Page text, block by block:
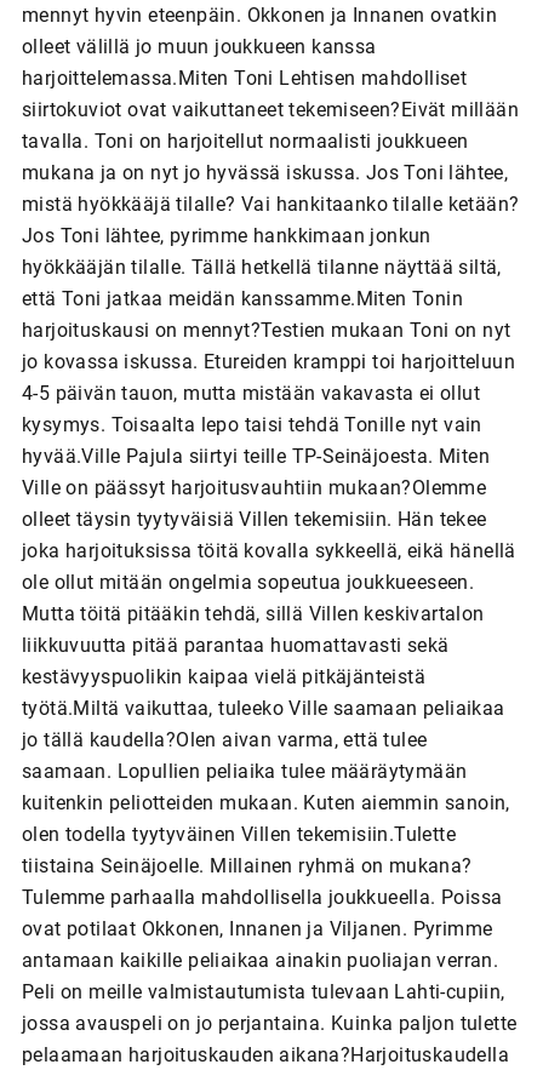
mennyt hyvin eteenpäin. Okkonen ja Innanen ovatkin
olleet välillä jo muun joukkueen kanssa
harjoittelemassa.Miten Toni Lehtisen mahdolliset
siirtokuviot ovat vaikuttaneet tekemiseen?Eivät millään
tavalla. Toni on harjoitellut normaalisti joukkueen
mukana ja on nyt jo hyvässä iskussa. Jos Toni lähtee,
mistä hyökkääjä tilalle? Vai hankitaanko tilalle ketään?
Jos Toni lähtee, pyrimme hankkimaan jonkun
hyökkääjän tilalle. Tällä hetkellä tilanne näyttää siltä,
että Toni jatkaa meidän kanssamme.Miten Tonin
harjoituskausi on mennyt?Testien mukaan Toni on nyt
jo kovassa iskussa. Etureiden kramppi toi harjoitteluun
4-5 päivän tauon, mutta mistään vakavasta ei ollut
kysymys. Toisaalta lepo taisi tehdä Tonille nyt vain
hyvää.Ville Pajula siirtyi teille TP-Seinäjoesta. Miten
Ville on päässyt harjoitusvauhtiin mukaan?Olemme
olleet täysin tyytyväisiä Villen tekemisiin. Hän tekee
joka harjoituksissa töitä kovalla sykkeellä, eikä hänellä
ole ollut mitään ongelmia sopeutua joukkueeseen.
Mutta töitä pitääkin tehdä, sillä Villen keskivartalon
liikkuvuutta pitää parantaa huomattavasti sekä
kestävyyspuolikin kaipaa vielä pitkäjänteistä
työtä.Miltä vaikuttaa, tuleeko Ville saamaan peliaikaa
jo tällä kaudella?Olen aivan varma, että tulee
saamaan. Lopullien peliaika tulee määräytymään
kuitenkin peliotteiden mukaan. Kuten aiemmin sanoin,
olen todella tyytyväinen Villen tekemisiin.Tulette
tiistaina Seinäjoelle. Millainen ryhmä on mukana?
Tulemme parhaalla mahdollisella joukkueella. Poissa
ovat potilaat Okkonen, Innanen ja Viljanen. Pyrimme
antamaan kaikille peliaikaa ainakin puoliajan verran.
Peli on meille valmistautumista tulevaan Lahti-cupiin,
jossa avauspeli on jo perjantaina. Kuinka paljon tulette
pelaamaan harjoituskauden aikana?Harjoituskaudella